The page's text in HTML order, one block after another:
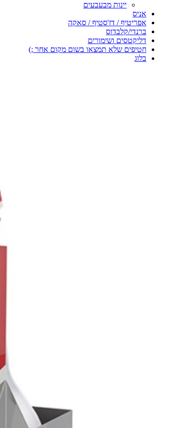
יינות מבעבעים
אניס
אפריטיף / דז'סטיף / סאקה
ברנדי/קלבדוס
דליקטסים ושימורים
חטיפים שלא תמצאו בשום מקום אחר ;)
בלוג